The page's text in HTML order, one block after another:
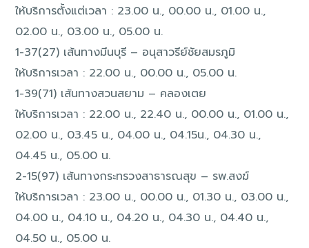
ให้บริการตั้งแต่เวลา : 23.00 น., 00.00 น., 01.00 น.,
02.00 น., 03.00 น., 05.00 น.
1-37(27) เส้นทางมีนบุรี – อนุสาวรีย์ชัยสมรภูมิ
ให้บริการเวลา : 22.00 น., 00.00 น., 05.00 น.
1-39(71) เส้นทางสวนสยาม – คลองเตย
ให้บริการเวลา : 22.00 น., 22.40 น., 00.00 น., 01.00 น.,
02.00 น., 03.45 น., 04.00 น., 04.15น., 04.30 น.,
04.45 น., 05.00 น.
2-15(97) เส้นทางกระทรวงสาธารณสุข – รพ.สงฆ์
ให้บริการเวลา : 23.00 น., 00.00 น., 01.30 น., 03.00 น.,
04.00 น., 04.10 น., 04.20 น., 04.30 น., 04.40 น.,
04.50 น., 05.00 น.